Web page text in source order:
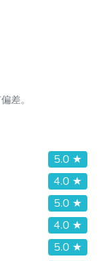
差。
5.0 ★
4.0 ★
5.0 ★
4.0 ★
5.0 ★